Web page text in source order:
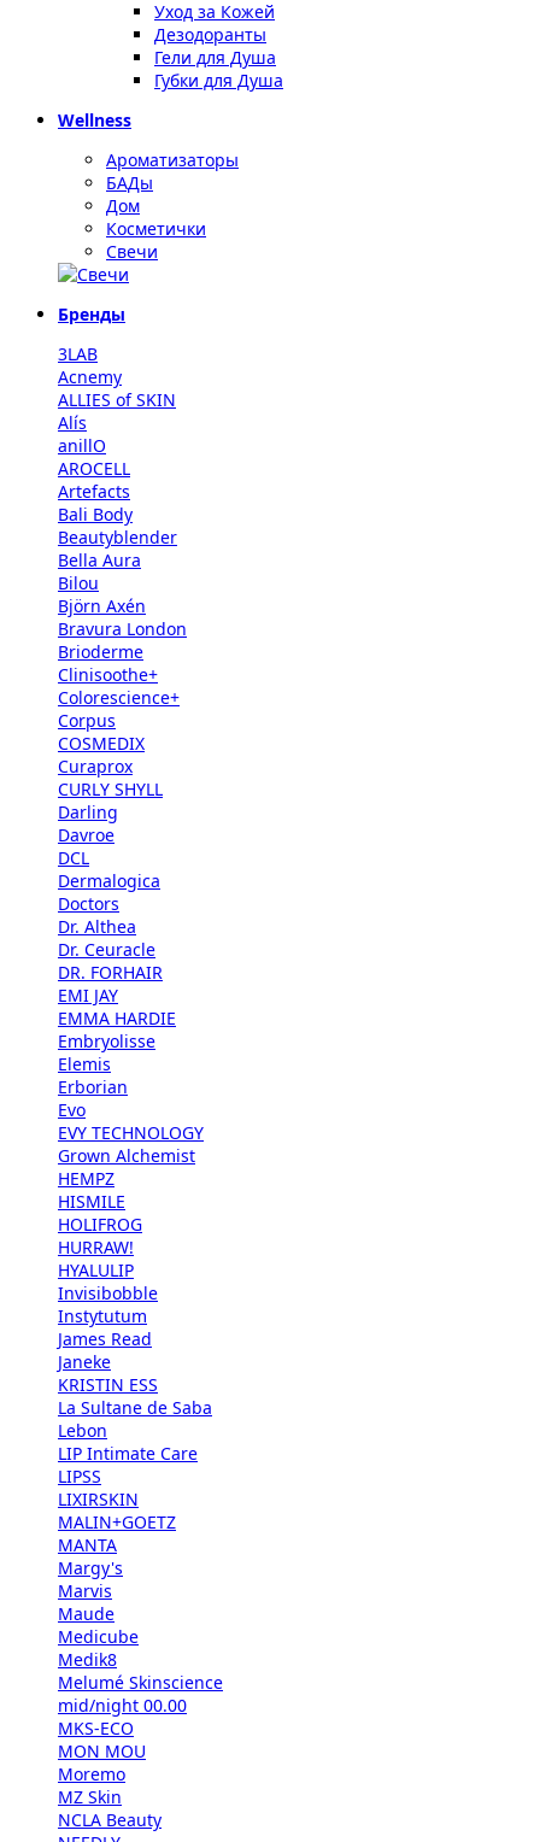
Уход за Кожей
Дезодоранты
Гели для Душа
Губки для Душа
Wellness
Ароматизаторы
БАДы
Дом
Косметички
Свечи
Бренды
3LAB
Acnemy
ALLIES of SKIN
Alís
anillO
AROCELL
Artefacts
Bali Body
Beautyblender
Bella Aura
Bilou
Björn Axén
Bravura London
Brioderme
Clinisoothe+
Colorescience+
Corpus
COSMEDIX
Curaprox
CURLY SHYLL
Darling
Davroe
DCL
Dermalogica
Doctors
Dr. Althea
Dr. Ceuracle
DR. FORHAIR
EMI JAY
EMMA HARDIE
Embryolisse
Elemis
Erborian
Evo
EVY TECHNOLOGY
Grown Alchemist
HEMPZ
HISMILE
HOLIFROG
HURRAW!
HYALULIP
Invisibobble
Instytutum
James Read
Janeke
KRISTIN ESS
La Sultane de Saba
Lebon
LIP Intimate Care
LIPSS
LIXIRSKIN
MALIN+GOETZ
MANTA
Margy's
Marvis
Maude
Medicube
Medik8
Melumé Skinscience
mid/night 00.00
MKS-ECO
MON MOU
Moremo
MZ Skin
NCLA Beauty